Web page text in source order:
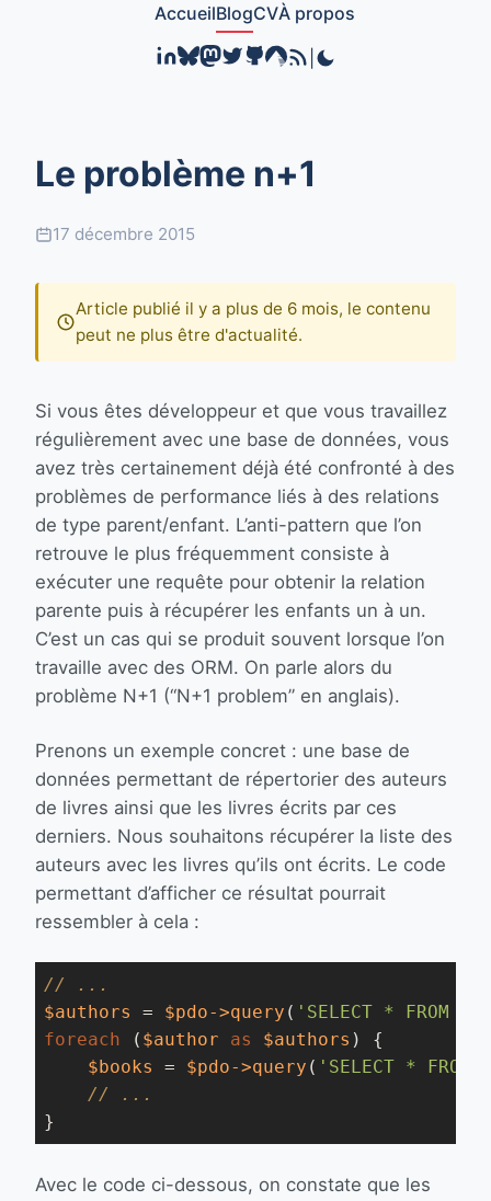
AccueilBlogCVÀ propos
Le problème n+1
17 décembre 2015
Article publié il y a plus de 6 mois, le contenu
peut ne plus être d'actualité.
Si vous êtes développeur et que vous travaillez
régulièrement avec une base de données, vous
avez très certainement déjà été confronté à des
problèmes de performance liés à des relations
de type parent/enfant. L’anti-pattern que l’on
retrouve le plus fréquemment consiste à
exécuter une requête pour obtenir la relation
parente puis à récupérer les enfants un à un.
C’est un cas qui se produit souvent lorsque l’on
travaille avec des ORM. On parle alors du
problème N+1 (“N+1 problem” en anglais).
Prenons un exemple concret : une base de
données permettant de répertorier des auteurs
de livres ainsi que les livres écrits par ces
derniers. Nous souhaitons récupérer la liste des
auteurs avec les livres qu’ils ont écrits. Le code
permettant d’afficher ce résultat pourrait
ressembler à cela :
// ...
$authors
= $pdo->query ( 'SELECT * FROM
foreach ( $author as $authors ) {
$books
= $pdo->query ( 'SELECT *
// ...
}
Avec le code ci-dessous, on constate que les